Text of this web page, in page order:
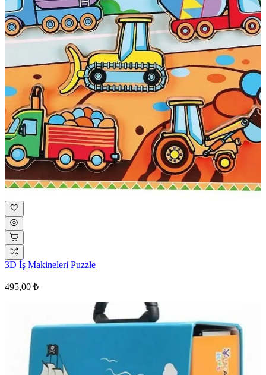
3D İş Makineleri Puzzle
495,00 ₺